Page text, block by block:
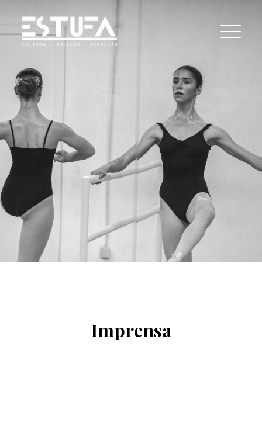
A ESTUFA
PLATAFORMA CULTURAL
MOAGEM – RESIDÊNCIAS ARTÍSTICAS
CASA – LABORATÓRIO DE ACTIVIDADES
CRIATIVAS
PROJECTOS ARTÍSTICOS
ALCHIMIST EMDEN JONAS&LANDER
TORRES INOV-E
Imprensa